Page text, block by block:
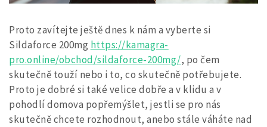
Proto zavítejte ještě dnes k nám a vyberte si
Sildaforce 200mg https://kamagra-
pro.online/obchod/sildaforce-200mg/, po čem
skutečně touží nebo i to, co skutečně potřebujete.
Proto je dobré si také velice dobře a v klidu a v
pohodlí domova popřemýšlet, jestli se pro nás
skutečně chcete rozhodnout, anebo stále váháte nad